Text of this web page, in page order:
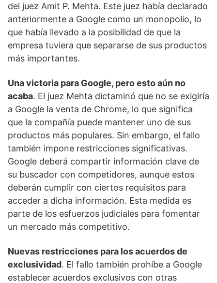
del juez Amit P. Mehta. Este juez había declarado
anteriormente a Google como un monopolio, lo
que había llevado a la posibilidad de que la
empresa tuviera que separarse de sus productos
más importantes.
Una victoria para Google, pero esto aún no
acaba. El juez Mehta dictaminó que no se exigiría
a Google la venta de Chrome, lo que significa
que la compañía puede mantener uno de sus
productos más populares. Sin embargo, el fallo
también impone restricciones significativas.
Google deberá compartir información clave de
su buscador con competidores, aunque estos
deberán cumplir con ciertos requisitos para
acceder a dicha información. Esta medida es
parte de los esfuerzos judiciales para fomentar
un mercado más competitivo.
Nuevas restricciones para los acuerdos de
exclusividad. El fallo también prohíbe a Google
establecer acuerdos exclusivos con otras